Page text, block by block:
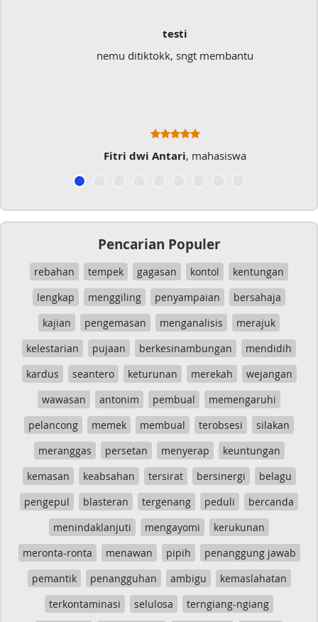
nemu ditiktokk, sngt membantu
Fitri dwi Antari, mahasiswa
Pencarian Populer
rebahan tempek gagasan kontol
kentungan
lengkap
menggiling penyampaian
bersahaja
kajian
pengemasan menganalisis
merajuk
kelestarian
pujaan berkesinambungan
mendidih
kardus
seantero keturunan merekah
wejangan
wawasan
antonim pembual
memengaruhi
pelancong
memek membual terobsesi
silakan
meranggas
persetan menyerap
keuntungan
kemasan
keabsahan tersirat bersinergi
belagu
pengepul
blasteran tergenang peduli
bercanda
menindaklanjuti
mengayomi
kerukunan
meronta-ronta
menawan pipih
penanggung jawab
pemantik
penangguhan ambigu
kemaslahatan
terkontaminasi
selulosa
terngiang-ngiang